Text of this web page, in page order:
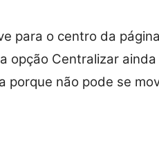
para o centro da
opção Centralizar
porque não pode se